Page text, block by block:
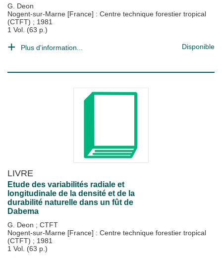
G. Deon
Nogent-sur-Marne [France] : Centre technique forestier tropical
(CTFT) ; 1981
1 Vol. (63 p.)
Plus d'information... Disponible
LIVRE
Etude des variabilités radiale et
longitudinale de la densité et de la
durabilité naturelle dans un fût de
Dabema
G. Deon ; CTFT
Nogent-sur-Marne [France] : Centre technique forestier tropical
(CTFT) ; 1981
1 Vol. (63 p.)